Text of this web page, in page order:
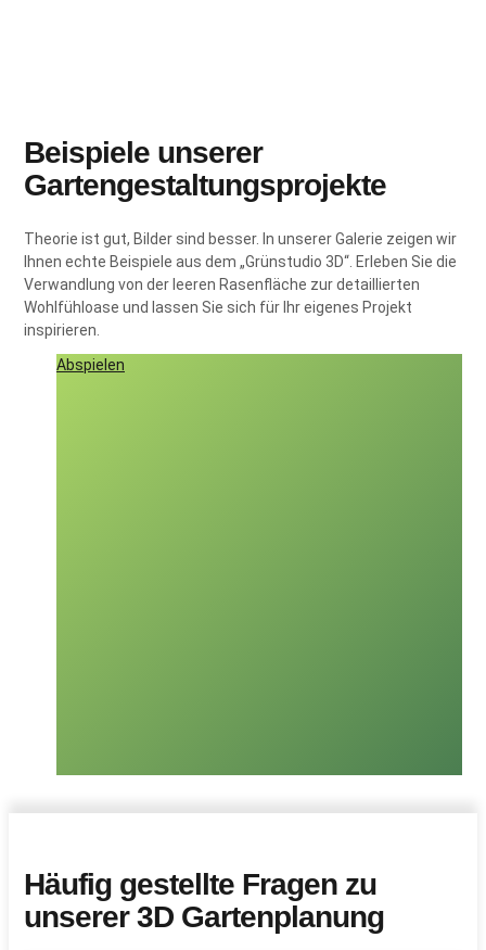
Beispiele unserer
Gartengestaltungsprojekte
Theorie ist gut, Bilder sind besser. In unserer Galerie zeigen wir
Ihnen echte Beispiele aus dem „Grünstudio 3D“. Erleben Sie die
Verwandlung von der leeren Rasenfläche zur detaillierten
Wohlfühloase und lassen Sie sich für Ihr eigenes Projekt
inspirieren.
Abspielen
Häufig gestellte Fragen zu
unserer 3D Gartenplanung